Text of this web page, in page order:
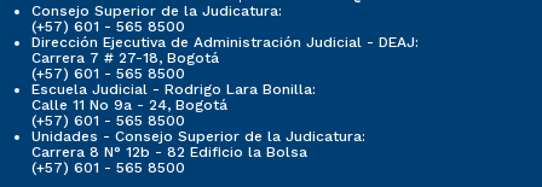
Consejo Superior de la Judicatura:
(+57) 601 - 565 8500
Dirección Ejecutiva de Administración Judicial - DEAJ:
Carrera 7 # 27-18, Bogotá
(+57) 601 - 565 8500
Escuela Judicial - Rodrigo Lara Bonilla:
Calle 11 No 9a - 24, Bogotá
(+57) 601 - 565 8500
Unidades - Consejo Superior de la Judicatura:
Carrera 8 N° 12b - 82 Edificio la Bolsa
(+57) 601 - 565 8500